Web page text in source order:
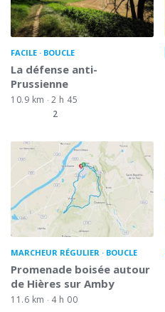
FACILE BOUCLE
La défense anti-
Prussienne
10.9 km
2 h 45
2
MARCHEUR RÉGULIER BOUCLE
Promenade boisée autour
de Hières sur Amby
11.6 km 4 h 00